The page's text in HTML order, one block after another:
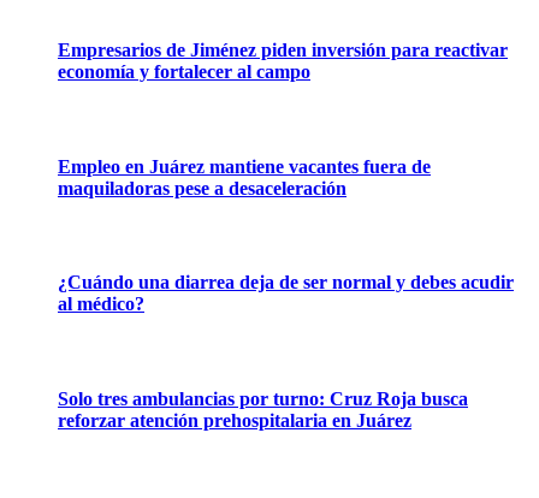
Empresarios de Jiménez piden inversión para reactivar
economía y fortalecer al campo
Empleo en Juárez mantiene vacantes fuera de
maquiladoras pese a desaceleración
¿Cuándo una diarrea deja de ser normal y debes acudir
al médico?
Solo tres ambulancias por turno: Cruz Roja busca
reforzar atención prehospitalaria en Juárez